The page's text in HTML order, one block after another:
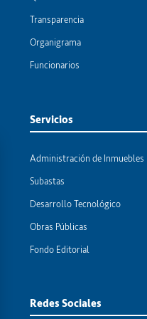
Transparencia
Organigrama
Funcionarios
Servicios
Administración de Inmuebles
Subastas
Desarrollo Tecnológico
Obras Públicas
Fondo Editorial
Redes Sociales